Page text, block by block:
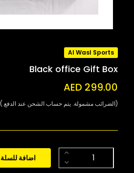
Al Wasl Sports
Black office Gift Box
AED 299.00
(الضرائب مشمولة. يتم حساب الشحن عند الدفع.)
اضافة للسلة